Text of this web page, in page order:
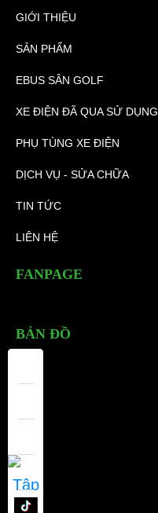
GIỚI THIỆU
SẢN PHẨM
EBUS SÂN GOLF
XE ĐIỆN ĐÃ QUA SỬ DỤNG
PHỤ TÙNG XE ĐIỆN
DỊCH VỤ - SỬA CHỮA
TIN TỨC
LIÊN HỆ
FANPAGE
BẢN ĐỒ